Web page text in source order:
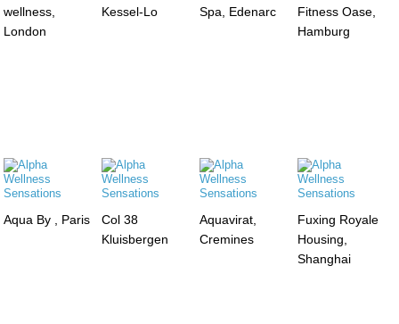
wellness,
London
Kessel-Lo
Spa, Edenarc
Fitness Oase,
Hamburg
Aqua By , Paris
Col 38
Kluisbergen
Aquavirat,
Cremines
Fuxing Royale
Housing,
Shanghai